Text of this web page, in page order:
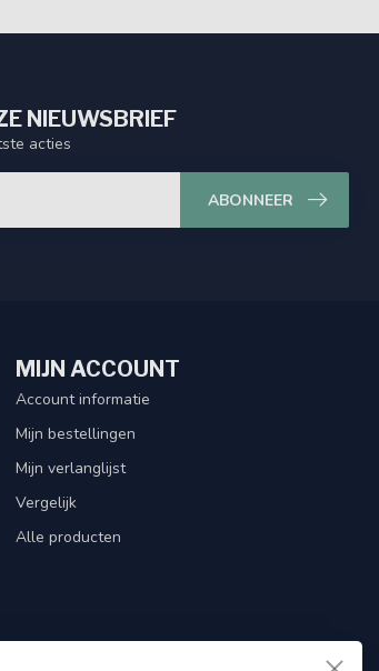
NIEUWSBRIEF
acties
ABONNEER
MIJN ACCOUNT
Account informatie
Mijn bestellingen
Mijn verlanglijst
Vergelijk
Alle producten